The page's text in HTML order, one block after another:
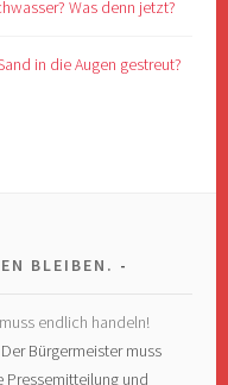
Was denn jetzt?
in die Augen gestreut?
BLEIBEN.
endlich handeln!
Bürgermeister muss
Pressemitteilung und